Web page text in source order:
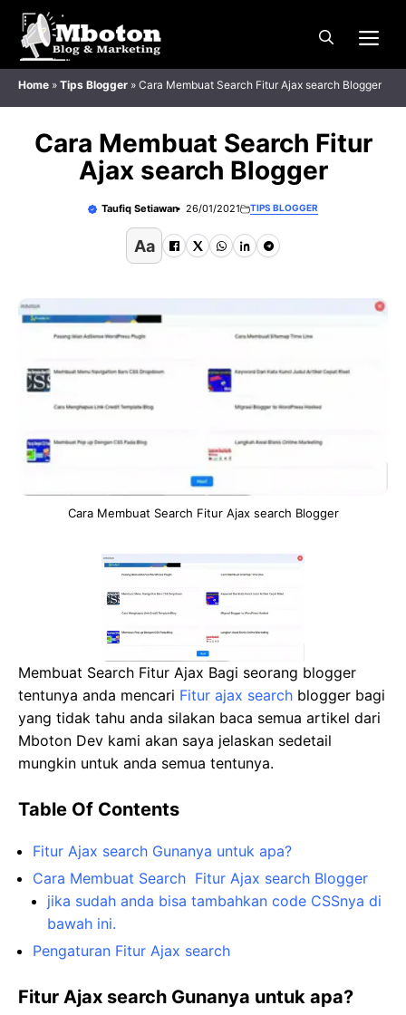
Langsung
Home » Tips Blogger » Cara Membuat Search Fitur Ajax search Blogger
Cara Membuat Search Fitur
Ajax search Blogger
Taufiq Setiawan 26/01/2021 TIPS BLOGGER
Aa
Cara Membuat Search Fitur Ajax search Blogger
Membuat Search Fitur Ajax Bagi seorang blogger
tentunya anda mencari Fitur ajax search blogger bagi
yang tidak tahu anda silakan baca semua artikel dari
Mboton Dev kami akan saya jelaskan sedetail
mungkin untuk anda semua tentunya.
Table Of Contents
Fitur Ajax search Gunanya untuk apa?
Cara Membuat Search Fitur Ajax search Blogger
jika sudah anda bisa tambahkan code CSSnya di
bawah ini.
Pengaturan Fitur Ajax search
Fitur Ajax search Gunanya untuk apa?